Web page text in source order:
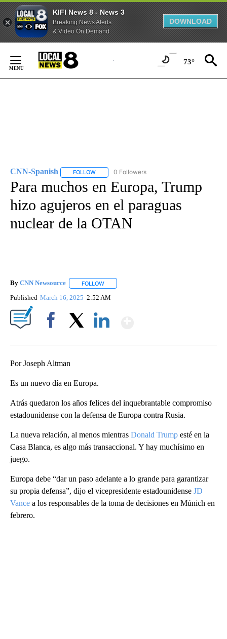
KIFI News 8 - News 3
Breaking News Alerts
& Video On Demand
DOWNLOAD
Content
73°
CNN-Spanish FOLLOW FOLLOW "CNN-SPANISH" TO RECEIVE
0 Followers
Para muchos en Europa, Trump
hizo agujeros en el paraguas
nuclear de la OTAN
By CNN Newsource FOLLOW
Published March 16, 2025 2:52 AM
Por Joseph Altman
Es un nuevo día en Europa.
Atrás quedaron los años felices del inquebrantable compromiso
estadounidense con la defensa de Europa contra Rusia.
La nueva relación, al menos mientras Donald Trump esté en la
Casa Blanca, es algo más transaccional. Y hay muchísimo en
juego.
Europa debe “dar un paso adelante a lo grande para garantizar
su propia defensa”, dijo el vicepresidente estadounidense JD
Vance a los responsables de la toma de decisiones en Múnich en
febrero.